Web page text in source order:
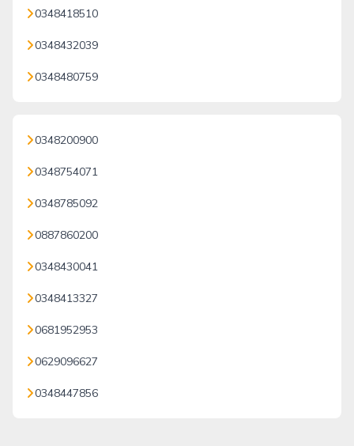
0348418510
0348432039
0348480759
0348200900
0348754071
0348785092
0887860200
0348430041
0348413327
0681952953
0629096627
0348447856